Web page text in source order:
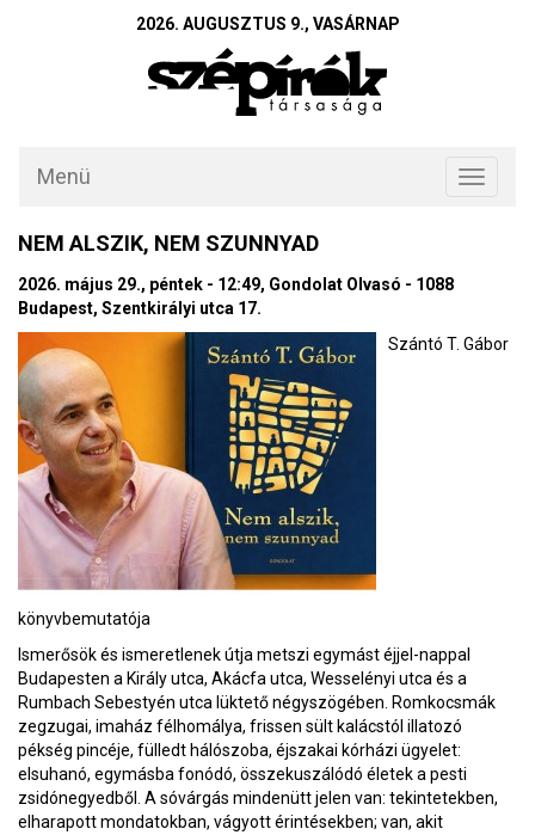
2026. AUGUSZTUS 9., VASÁRNAP
Toggle
Menü
NEM ALSZIK, NEM SZUNNYAD
2026. május 29., péntek - 12:49, Gondolat Olvasó - 1088
Budapest, Szentkirályi utca 17.
Szántó T. Gábor
könyvbemutatója
Ismerősök és ismeretlenek útja metszi egymást éjjel-nappal
Budapesten a Király utca, Akácfa utca, Wesselényi utca és a
Rumbach Sebestyén utca lüktető négyszögében. Romkocsmák
zegzugai, imaház félhomálya, frissen sült kalácstól illatozó
pékség pincéje, fülledt hálószoba, éjszakai kórházi ügyelet:
elsuhanó, egymásba fonódó, összekuszálódó életek a pesti
zsidónegyedből. A sóvárgás mindenütt jelen van: tekintetekben,
elharapott mondatokban, vágyott érintésekben; van, akit